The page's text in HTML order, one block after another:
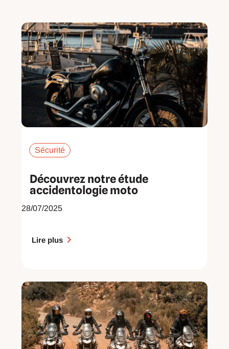
Sécurité
Découvrez notre étude
accidentologie moto
28/07/2025
Lire plus
Page Page Page Page Page Page Page